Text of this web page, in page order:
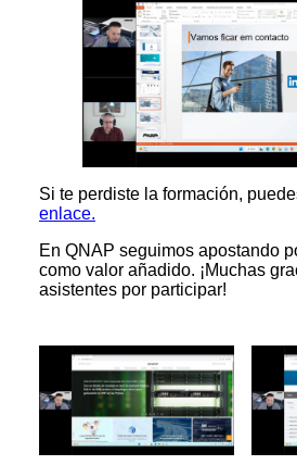
Si te perdiste la formación,
enlace.
En QNAP seguimos apostando
como valor añadido. ¡Muchas
asistentes por participar!